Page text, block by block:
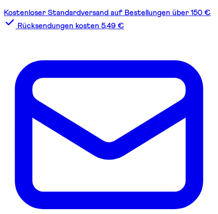
Kostenloser Standardversand auf Bestellungen über 150 €
Rücksendungen kosten 5,49 €